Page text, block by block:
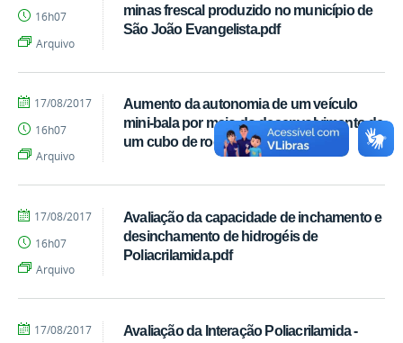
minas frescal produzido no município de
São João Evangelista.pdf
Regina
Machado
Alves
16h07
Arquivo
Aumento da autonomia de um veículo
mini-bala por meio do desenvolvimento de
um cubo de roda.pdf
por
Regina
Machado
publicado
17/08/2017
16h07
Arquivo
Avaliação da capacidade de inchamento e
desinchamento de hidrogéis de
Poliacrilamida.pdf
por
Regina
Machado
publicado
17/08/2017
16h07
Arquivo
Avaliação da Interação Poliacrilamida -
por
publicado
17/08/2017